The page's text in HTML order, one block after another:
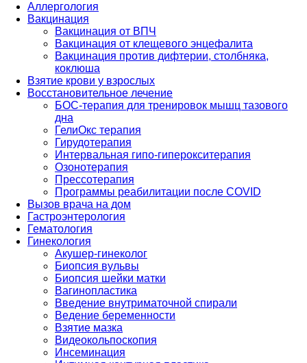
Аллергология
Вакцинация
Вакцинация от ВПЧ
Вакцинация от клещевого энцефалита
Вакцинация против дифтерии, столбняка,
коклюша
Взятие крови у взрослых
Восстановительное лечение
БОС-терапия для тренировок мышц тазового
дна
ГелиОкс терапия
Гирудотерапия
Интервальная гипо-гиперокситерапия
Озонотерапия
Прессотерапия
Программы реабилитации после СOVID
Вызов врача на дом
Гастроэнтерология
Гематология
Гинекология
Акушер-гинеколог
Биопсия вульвы
Биопсия шейки матки
Вагинопластика
Введение внутриматочной спирали
Ведение беременности
Взятие мазка
Видеокольпоскопия
Инсеминация